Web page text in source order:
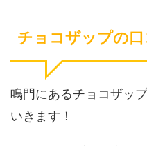
チョコザップの口
鳴門にあるチョコザッ
いきます！